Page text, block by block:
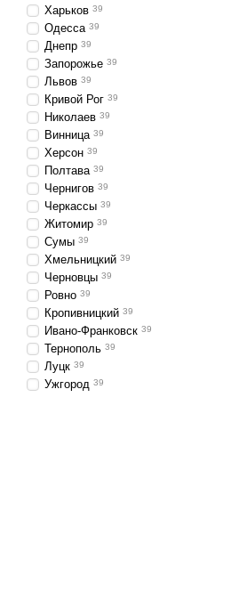
Харьков 39
Одесса 39
Днепр 39
Запорожье 39
Львов 39
Кривой Рог 39
Николаев 39
Винница 39
Херсон 39
Полтава 39
Чернигов 39
Черкассы 39
Житомир 39
Сумы 39
Хмельницкий 39
Черновцы 39
Ровно 39
Кропивницкий 39
Ивано-Франковск 39
Тернополь 39
Луцк 39
Ужгород 39